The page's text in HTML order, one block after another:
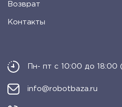
Возврат
Контакты
Пн- пт с 10:00 до
info@robotbaza.ru